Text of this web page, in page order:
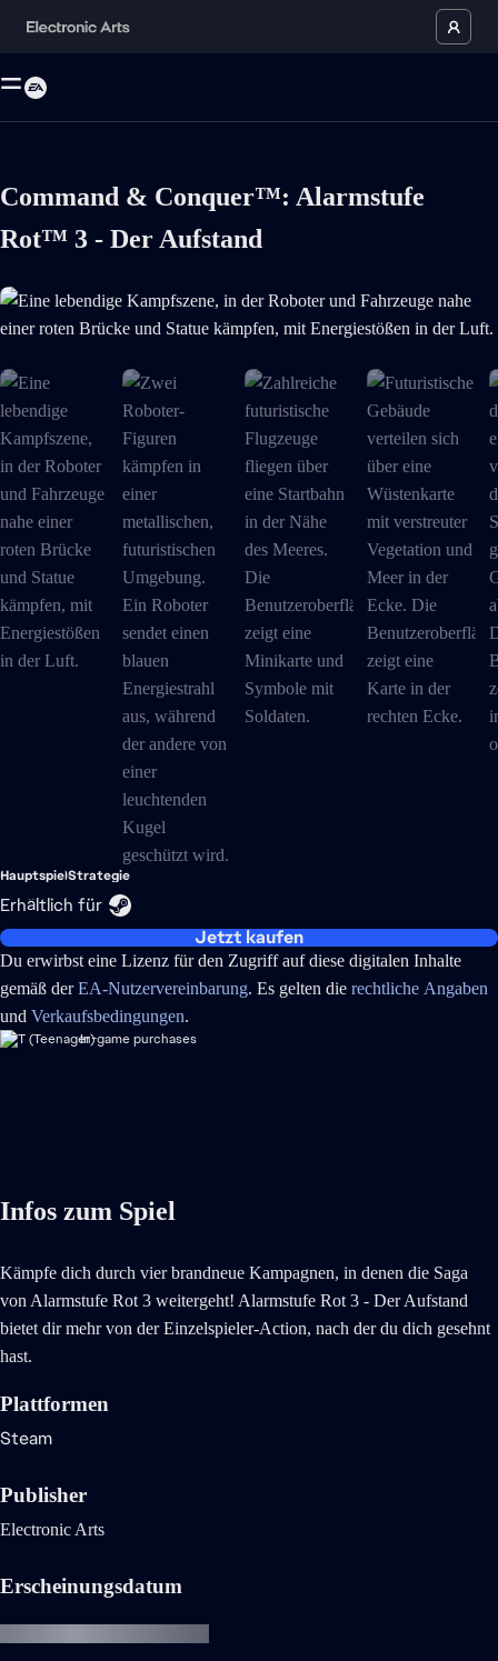
Command & Conquer™: Alarmstufe
Rot™ 3 - Der Aufstand
Eine lebendige Kampfszene, in der Roboter und Fahrzeuge nahe
HauptspielStrategie
Erhältlich für
Jetzt kaufen
Du erwirbst eine Lizenz für den Zugriff auf diese digitalen Inhalte
gemäß derEA-Nutzervereinbarung. Es gelten die rechtliche Angaben
und Verkaufsbedingungen.
In-game purchases
Infos zum Spiel
Kämpfe dich durch vier brandneue Kampagnen, in denen die Saga
von Alarmstufe Rot 3 weitergeht! Alarmstufe Rot 3 - Der Aufstand
bietet dir mehr von der Einzelspieler-Action, nach der du dich gesehnt
hast.
Plattformen
Steam
Publisher
Electronic Arts
Erscheinungsdatum